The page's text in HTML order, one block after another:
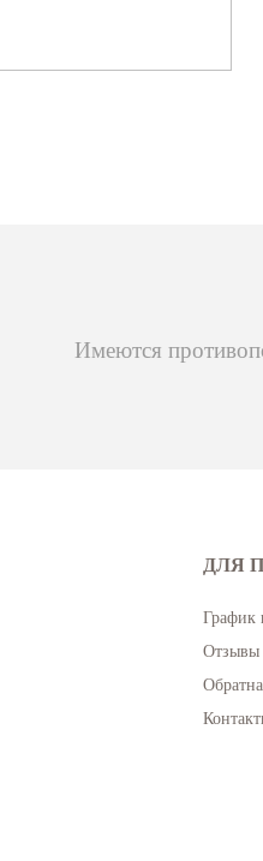
Имеются
ДЛЯ
График
Отзывы